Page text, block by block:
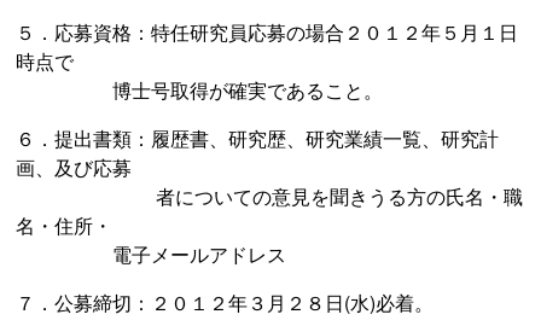
５．応募資格：特任研究員応募の場合２０１２年５月１日
時点で
博士号取得が確実であること。
６．提出書類：履歴書、研究歴、研究業績一覧、研究計
画、及び応募
者についての意見を聞きうる方の氏名・職
名・住所・
電子メールアドレス
７．公募締切：２０１２年３月２８日(水)必着。